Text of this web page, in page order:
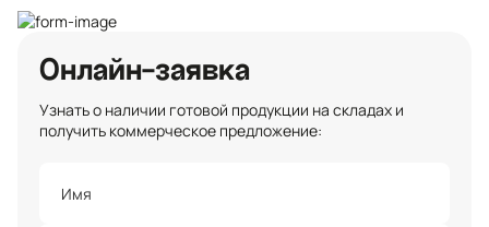
Онлайн-заявка
Узнать о наличии готовой продукции на складах и
получить коммерческое предложение: